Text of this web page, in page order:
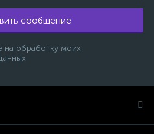
сообщение
на обработку моих